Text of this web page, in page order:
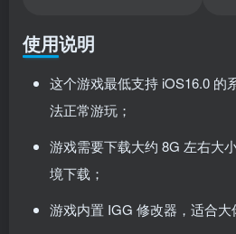
使用说明
这个游戏最低支持 iOS16.0 的
法正常游玩；
游戏需要下载大约 8G 左右大
境下载；
游戏内置 IGG 修改器，适合大